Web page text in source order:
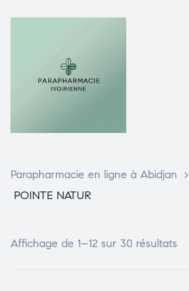
Parapharmacie en ligne à Abidjan >
POINTE NATUR
Affichage de 1–12 sur 30 résultats